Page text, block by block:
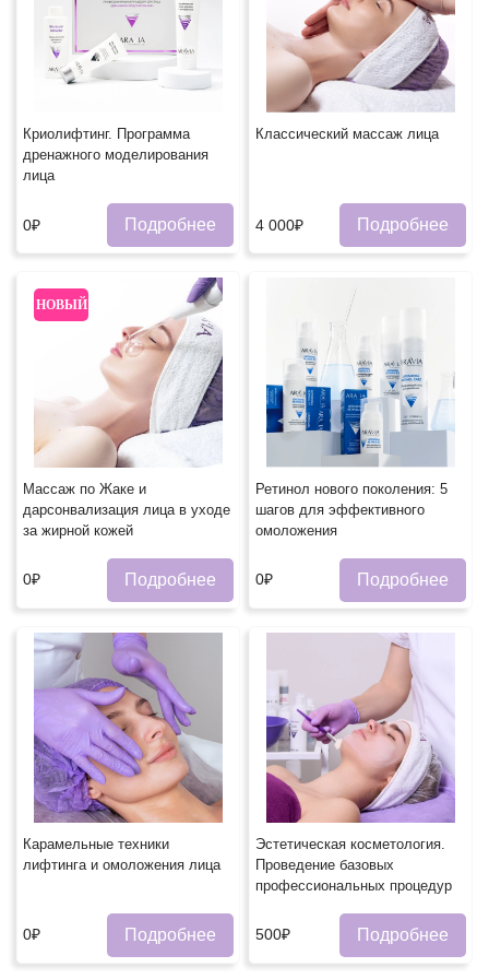
Криолифтинг. Программа
дренажного моделирования
лица
0₽ Подробнее
Классический массаж лица
4 000₽ Подробнее
НОВЫЙ
Массаж по Жаке и
дарсонвализация лица в уходе
за жирной кожей
0₽ Подробнее
Ретинол нового поколения: 5
шагов для эффективного
омоложения
0₽ Подробнее
Карамельные техники
лифтинга и омоложения лица
0₽ Подробнее
Эстетическая косметология.
Проведение базовых
профессиональных процедурㅤ
500₽ Подробнее